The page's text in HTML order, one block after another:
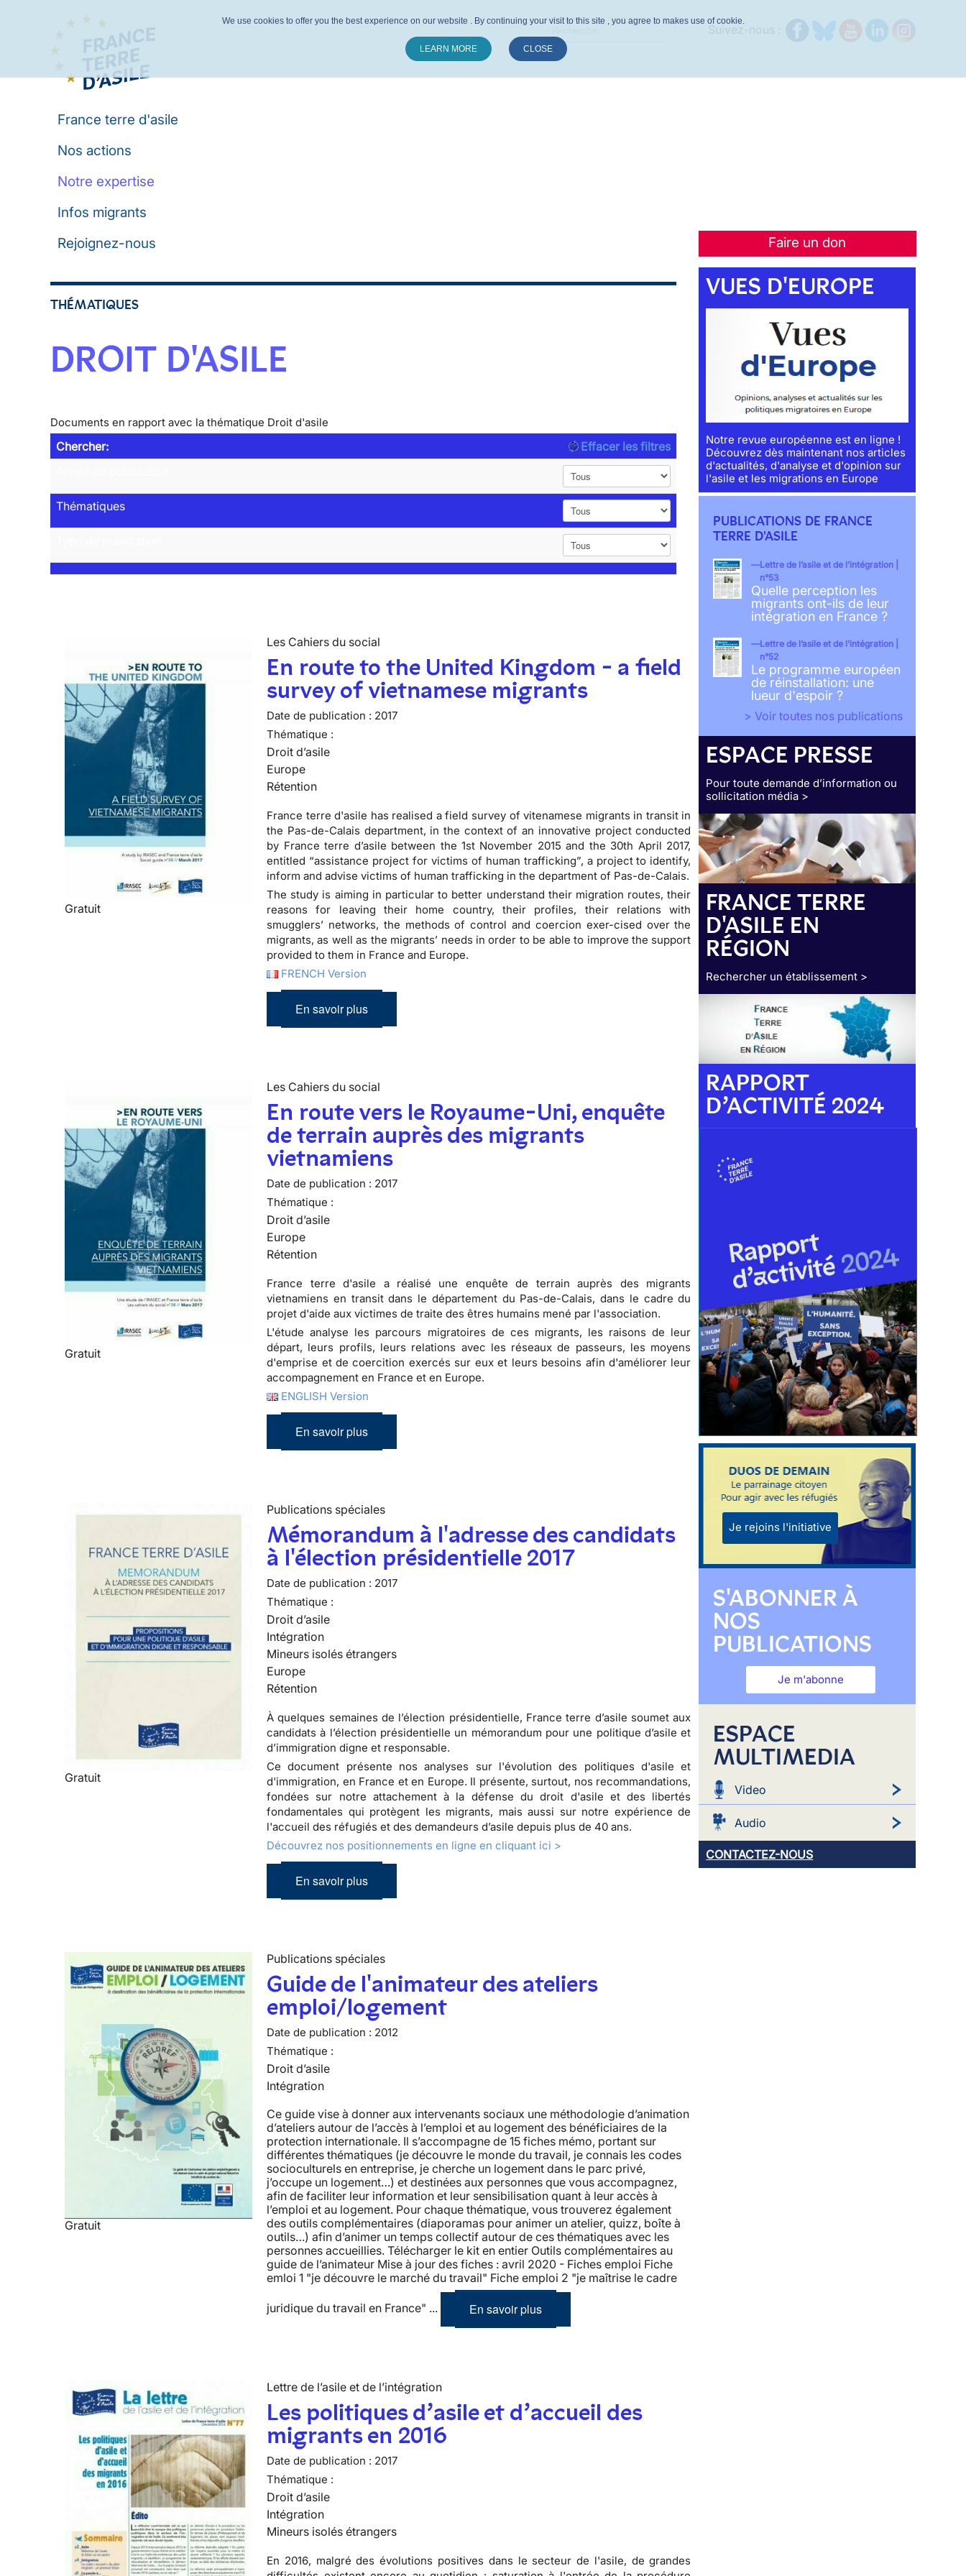
France terre d'asile
Nos actions
Notre expertise
Infos migrants
Faire un don
Rejoignez-nous
THÉMATIQUES
DROIT D'ASILE
Documents en rapport avec la thématique Droit d'asile
Chercher:
Effacer les filtres
Thématiques
Gratuit
Les Cahiers du social
En route to the United Kingdom - a field
survey of vietnamese migrants
Date de publication : 2017
Thématique :
Droit d’asile
Europe
Rétention
France terre d'asile has realised a field survey of vitenamese migrants in transit in
the Pas-de-Calais department, in the context of an innovative project conducted
by France terre d’asile between the 1st November 2015 and the 30th April 2017,
entitled “assistance project for victims of human trafficking”, a project to identify,
inform and advise victims of human trafficking in the department of Pas-de-Calais.
The study is aiming in particular to better understand their migration routes, their
reasons for leaving their home country, their profiles, their relations with
smugglers’ networks, the methods of control and coercion exer-cised over the
migrants, as well as the migrants’ needs in order to be able to improve the support
provided to them in France and Europe.
FRENCH Version
En savoir plus
Gratuit
Les Cahiers du social
En route vers le Royaume-Uni, enquête
de terrain auprès des migrants
vietnamiens
Date de publication : 2017
Thématique :
Droit d’asile
Europe
Rétention
France terre d'asile a réalisé une enquête de terrain auprès des migrants
vietnamiens en transit dans le département du Pas-de-Calais, dans le cadre du
projet d'aide aux victimes de traite des êtres humains mené par l'association.
L'étude analyse les parcours migratoires de ces migrants, les raisons de leur
départ, leurs profils, leurs relations avec les réseaux de passeurs, les moyens
d'emprise et de coercition exercés sur eux et leurs besoins afin d'améliorer leur
accompagnement en France et en Europe.
ENGLISH Version
En savoir plus
Gratuit
Publications spéciales
Mémorandum à l'adresse des candidats
à l'élection présidentielle 2017
Date de publication : 2017
Thématique :
Droit d’asile
Intégration
Mineurs isolés étrangers
Europe
Rétention
À quelques semaines de l’élection présidentielle, France terre d’asile soumet aux
candidats à l’élection présidentielle un mémorandum pour une politique d’asile et
d’immigration digne et responsable.
Ce document présente nos analyses sur l'évolution des politiques d'asile et
d'immigration, en France et en Europe. Il présente, surtout, nos recommandations,
fondées sur notre attachement à la défense du droit d'asile et des libertés
fondamentales qui protègent les migrants, mais aussi sur notre expérience de
l'accueil des réfugiés et des demandeurs d’asile depuis plus de 40 ans.
Découvrez nos positionnements en ligne en cliquant ici >
En savoir plus
Gratuit
Publications spéciales
Guide de l'animateur des ateliers
emploi/logement
Date de publication : 2012
Thématique :
Droit d’asile
Intégration
Ce guide vise à donner aux intervenants sociaux une méthodologie d’animation
d’ateliers autour de l’accès à l’emploi et au logement des bénéficiaires de la
protection internationale. Il s’accompagne de 15 fiches mémo, portant sur
différentes thématiques (je découvre le monde du travail, je connais les codes
socioculturels en entreprise, je cherche un logement dans le parc privé,
j’occupe un logement…) et destinées aux personnes que vous accompagnez,
afin de faciliter leur information et leur sensibilisation quant à leur accès à
l’emploi et au logement. Pour chaque thématique, vous trouverez également
des outils complémentaires (diaporamas pour animer un atelier, quizz, boîte à
outils…) afin d’animer un temps collectif autour de ces thématiques avec les
personnes accueillies. Télécharger le kit en entier Outils complémentaires au
guide de l’animateur Mise à jour des fiches : avril 2020 - Fiches emploi Fiche
emloi 1 "je découvre le marché du travail" Fiche emploi 2 "je maîtrise le cadre
juridique du travail en France" ... En savoir plus
Lettre de l’asile et de l’intégration
Les politiques d’asile et d’accueil des
migrants en 2016
Date de publication : 2017
Thématique :
Droit d’asile
Intégration
Mineurs isolés étrangers
En 2016, malgré des évolutions positives dans le secteur de l'asile, de grandes
VUES D'EUROPE
Notre revue européenne est en ligne !
Découvrez dès maintenant nos articles
d'actualités, d'analyse et d'opinion sur
l'asile et les migrations en Europe
PUBLICATIONS DE FRANCE
TERRE D'ASILE
Lettre de l’asile et de l’intégration |
n°53
Quelle perception les
migrants ont-ils de leur
intégration en France ?
Lettre de l’asile et de l’intégration |
n°52
Le programme européen
de réinstallation: une
lueur d'espoir ?
> Voir toutes nos publications
ESPACE PRESSE
Pour toute demande d’information ou
sollicitation média >
FRANCE TERRE
D'ASILE EN
RÉGION
Rechercher un établissement >
RAPPORT
D’ACTIVITÉ 2024
Je rejoins l'initiative
S'ABONNER À
NOS
PUBLICATIONS
Je m'abonne
ESPACE
MULTIMEDIA
Video
Audio
CONTACTEZ-NOUS
We use cookies to offer you the best experience on our website . By continuing your visit to this site , you agree to makes use of cookie.
LEARN MORE CLOSE